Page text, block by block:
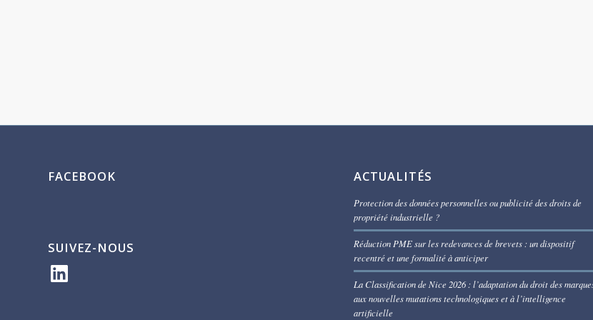
FACEBOOK
SUIVEZ-NOUS
LinkedIn
ACTUALITÉS
Protection des données personnelles ou publicité des droits de
propriété industrielle ?
Réduction PME sur les redevances de brevets : un dispositif
recentré et une formalité à anticiper
La Classification de Nice 2026 : l’adaptation du droit des
aux nouvelles mutations technologiques et à l’intelligence
artificielle